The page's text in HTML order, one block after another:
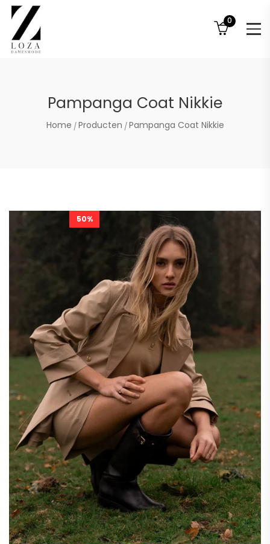
0
Pampanga Coat Nikkie
Home Producten Pampanga Coat Nikkie
50%